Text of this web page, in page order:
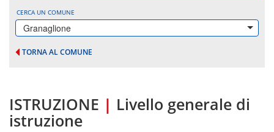
CERCA UN COMUNE
Granaglione
TORNA AL COMUNE
ISTRUZIONE | Livello generale di
istruzione